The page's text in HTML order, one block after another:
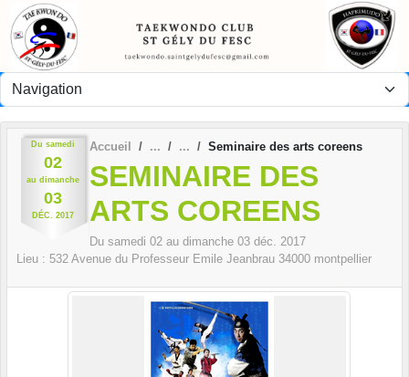
Du samedi
02
au dimanche
03
DÉC. 2017
Accueil Seminaire des arts coreens
SEMINAIRE DES
ARTS COREENS
Du samedi 02 au dimanche 03 déc. 2017
Lieu : 532 Avenue du Professeur Emile Jeanbrau 34000 montpellier
Panneau de gestion des cookies